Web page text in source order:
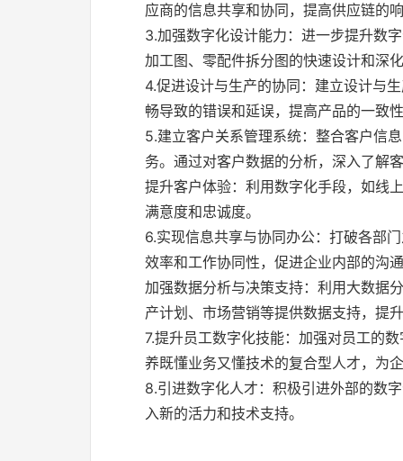
应商的信息共享和协同，提高供应链的
3.加强数字化设计能力：进一步提升数
加工图、零配件拆分图的快速设计和深
4.促进设计与生产的协同：建立设计与
畅导致的错误和延误，提高产品的一致
5.建立客户关系管理系统：整合客户信
务。通过对客户数据的分析，深入了解
提升客户体验：利用数字化手段，如线
满意度和忠诚度。
6.实现信息共享与协同办公：打破各部
效率和工作协同性，促进企业内部的沟
加强数据分析与决策支持：利用大数据
产计划、市场营销等提供数据支持，提
7.提升员工数字化技能：加强对员工的
养既懂业务又懂技术的复合型人才，为
8.引进数字化人才：积极引进外部的数
入新的活力和技术支持。